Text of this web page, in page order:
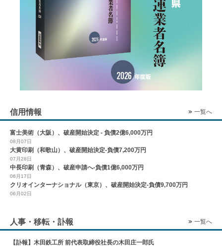
信用情報 一覧へ
富士美術（大阪）、破産開始決定 - 負債2億6,000万円
08月07日
大黄印刷（和歌山）、破産開始決定-負債7,200万円
07月28日
中長印刷（青森）、破産申請へ-負債1億6,000万円
06月17日
クリオインターナショナル（東京）、破産開始決定-負債9,700万円
06月02日
人事・移転・訃報 一覧へ
【訃報】木田鉄工所 前代表取締役社長の木田庄一郎氏